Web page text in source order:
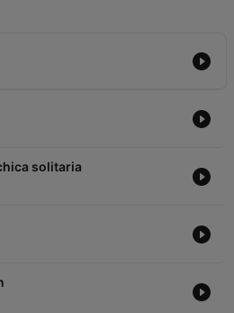
solitaria